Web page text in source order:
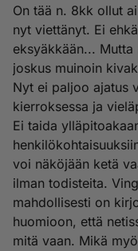
On tää n. 8kk ollut
nyt viettänyt. Ei
eksyäkkään...
joskus muinoin
Nyt ei paljoo ajatus
kierroksessa ja
Ei taida
voi näköjään ketä
ilman todisteita.
mahdollisesti on
huomioon, että
mitä vaan. Mikä